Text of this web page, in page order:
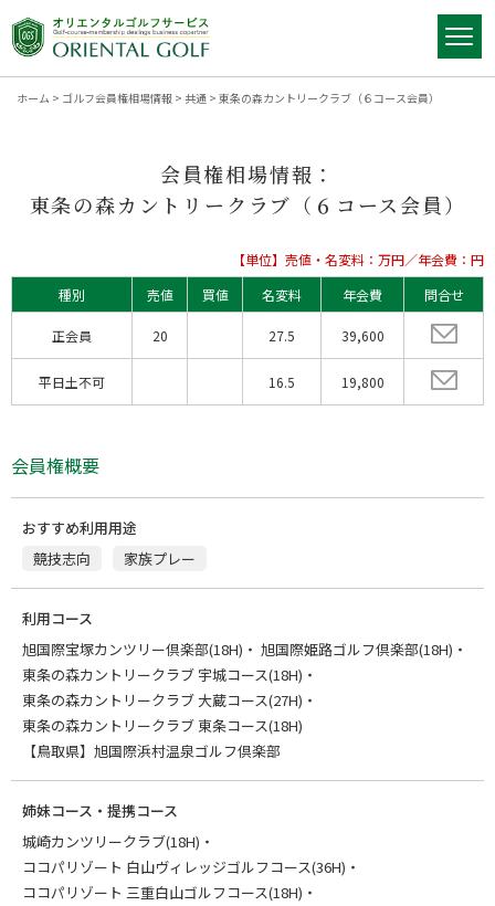
ホーム > ゴルフ会員権相場情報 > 共通 > 東条の森カントリークラブ（６コース会員）
会員権相場情報：
東条の森カントリークラブ（６コース会員）
【単位】売値・名変料：万円／年会費：円
種別
売値 買値 名変料 年会費 問合せ
正会員 20 27.5 39,600
平日土不可 16.5 19,800
会員権概要
おすすめ利用用途
競技志向
家族プレー
利用コース
旭国際宝塚カンツリー倶楽部(18H)
旭国際姫路ゴルフ倶楽部(18H)
東条の森カントリークラブ 宇城コース(18H)
東条の森カントリークラブ 大蔵コース(27H)
東条の森カントリークラブ 東条コース(18H)
【鳥取県】旭国際浜村温泉ゴルフ倶楽部
姉妹コース・提携コース
城崎カンツリークラブ(18H)
ココパリゾート 白山ヴィレッジゴルフコース(36H)
ココパリゾート 三重白山ゴルフコース(18H)